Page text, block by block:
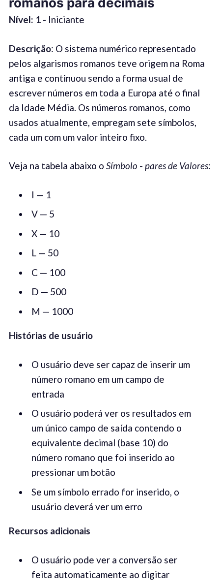
Nível: 1- Iniciante
Descrição: O sistema numérico representado
pelos algarismos romanos teve origem na Roma
antiga e continuou sendo a forma usual de
escrever números em toda a Europa até o final
da Idade Média. Os números romanos, como
usados atualmente, empregam sete símbolos,
cada um com um valor inteiro fixo.
Veja na tabela abaixo o Símbolo - pares de Valores:
I — 1
V — 5
X — 10
L — 50
C — 100
D — 500
M — 1000
Histórias de usuário
O usuário deve ser capaz de inserir um
número romano em um campo de
entrada
O usuário poderá ver os resultados em
um único campo de saída contendo o
equivalente decimal (base 10) do
número romano que foi inserido ao
pressionar um botão
Se um símbolo errado for inserido, o
usuário deverá ver um erro
Recursos adicionais
O usuário pode ver a conversão ser
feita automaticamente ao digitar